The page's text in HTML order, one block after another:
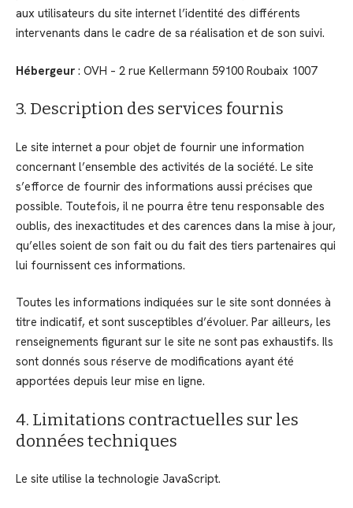
aux utilisateurs du site internet l’identité des différents
intervenants dans le cadre de sa réalisation et de son suivi.
Hébergeur : OVH – 2 rue Kellermann 59100 Roubaix 1007
3. Description des services fournis
Le site internet a pour objet de fournir une information
concernant l’ensemble des activités de la société. Le site
s’efforce de fournir des informations aussi précises que
possible. Toutefois, il ne pourra être tenu responsable des
oublis, des inexactitudes et des carences dans la mise à jour,
qu’elles soient de son fait ou du fait des tiers partenaires qui
lui fournissent ces informations.
Toutes les informations indiquées sur le site sont données à
titre indicatif, et sont susceptibles d’évoluer. Par ailleurs, les
renseignements figurant sur le site ne sont pas exhaustifs. Ils
sont donnés sous réserve de modifications ayant été
apportées depuis leur mise en ligne.
4. Limitations contractuelles sur les
données techniques
Le site utilise la technologie JavaScript.